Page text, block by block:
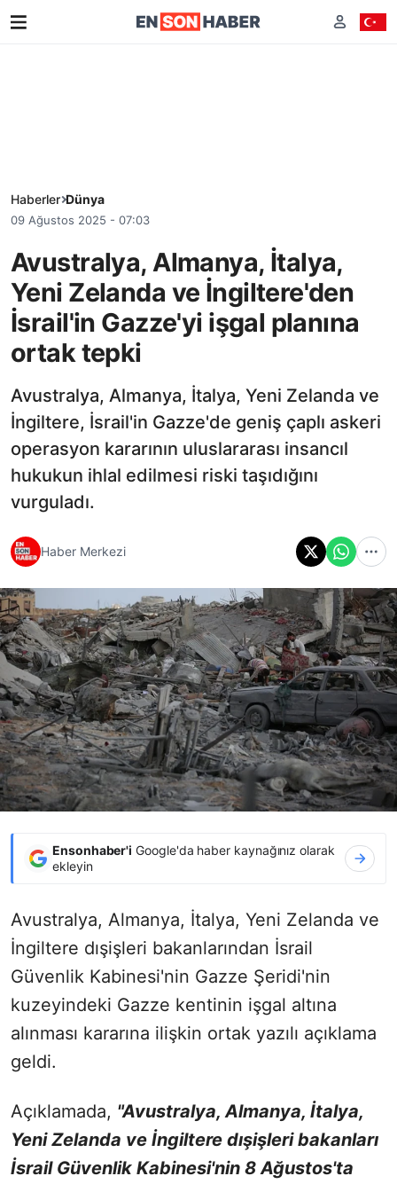
Haberler Dünya
09 Ağustos 2025 - 07:03
Avustralya, Almanya, İtalya,
Yeni Zelanda ve İngiltere'den
İsrail'in Gazze'yi işgal planına
ortak tepki
Avustralya, Almanya, İtalya, Yeni Zelanda ve
İngiltere, İsrail'in Gazze'de geniş çaplı askeri
operasyon kararının uluslararası insancıl
hukukun ihlal edilmesi riski taşıdığını
vurguladı.
Haber Merkezi
Ensonhaber'i Google'da haber kaynağınız olarak
ekleyin
Avustralya, Almanya, İtalya, Yeni Zelanda ve
İngiltere dışişleri bakanlarından İsrail
Güvenlik Kabinesi'nin Gazze Şeridi'nin
kuzeyindeki Gazze kentinin işgal altına
alınması kararına ilişkin ortak yazılı açıklama
geldi.
Açıklamada, "Avustralya, Almanya, İtalya,
Yeni Zelanda ve İngiltere dışişleri bakanları
İsrail Güvenlik Kabinesi'nin 8 Ağustos'ta